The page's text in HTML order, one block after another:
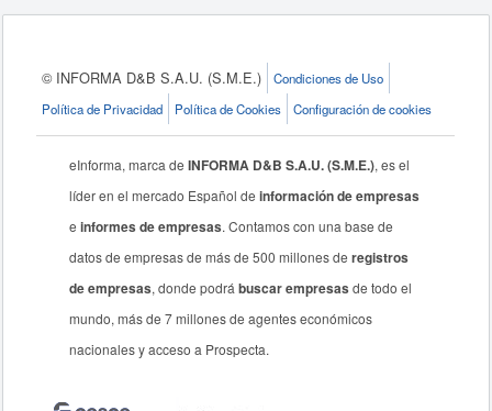
© INFORMA D&B S.A.U. (S.M.E.)
Condiciones de Uso
Política de Privacidad
Política de Cookies Configuración de cookies
eInforma, marca deINFORMA D&B S.A.U. (S.M.E.), es el
líder en el mercado Español deinformación de empresas
einformes de empresas. Contamos con una base de
datos de empresas de más de 500 millones deregistros
de empresas, donde podrábuscar empresas de todo el
mundo, más de 7 millones de agentes económicos
nacionales y acceso a Prospecta.